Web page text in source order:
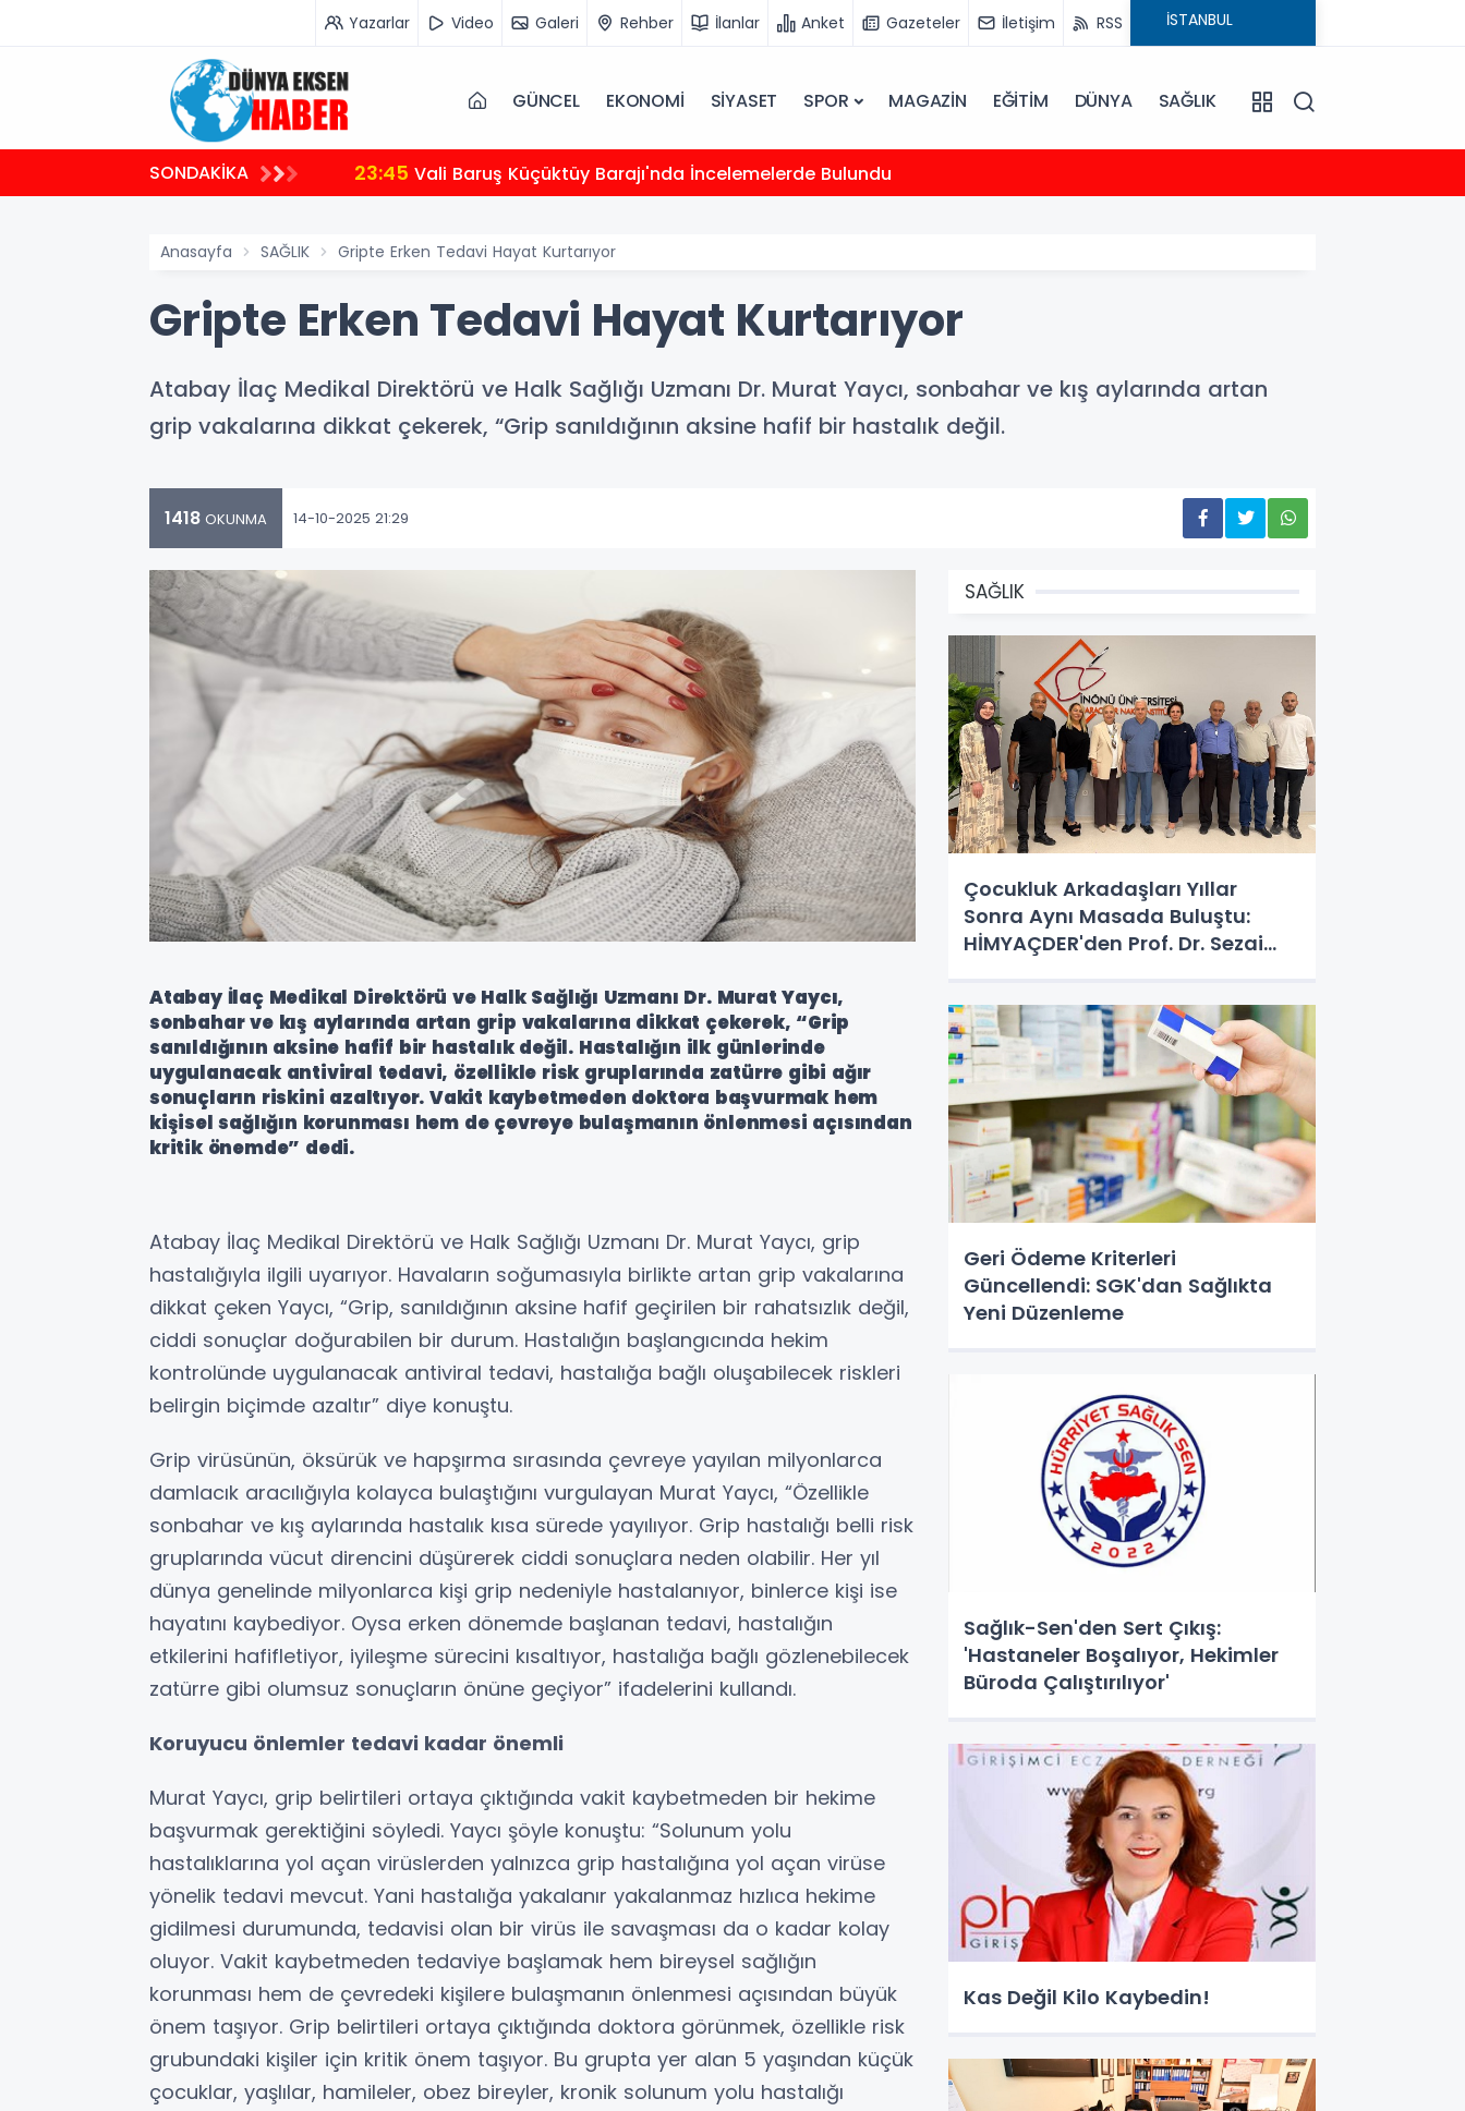
Yazarlar Video Galeri Rehber İlanlar Anket Gazeteler İletişim RSS
GÜNCEL EKONOMİ SİYASET SPOR MAGAZİN EĞİTİM DÜNYA SAĞLIK
SONDAKİKA 23:45 Vali Baruş Küçüktüy Barajı'nda İncelemelerde Bulundu
Anasayfa SAĞLIK Gripte Erken Tedavi Hayat Kurtarıyor
Gripte Erken Tedavi Hayat Kurtarıyor
Atabay İlaç Medikal Direktörü ve Halk Sağlığı Uzmanı Dr. Murat Yaycı, sonbahar ve kış aylarında artan
grip vakalarına dikkat çekerek, “Grip sanıldığının aksine hafif bir hastalık değil.
1418 OKUNMA 14-10-2025 21:29
Atabay İlaç Medikal Direktörü ve Halk Sağlığı Uzmanı Dr. Murat Yaycı,
sonbahar ve kış aylarında artan grip vakalarına dikkat çekerek, “Grip
sanıldığının aksine hafif bir hastalık değil. Hastalığın ilk günlerinde
uygulanacak antiviral tedavi, özellikle risk gruplarında zatürre gibi ağır
sonuçların riskini azaltıyor. Vakit kaybetmeden doktora başvurmak hem
kişisel sağlığın korunması hem de çevreye bulaşmanın önlenmesi açısından
kritik önemde” dedi.
Atabay İlaç Medikal Direktörü ve Halk Sağlığı Uzmanı Dr. Murat Yaycı, grip
hastalığıyla ilgili uyarıyor. Havaların soğumasıyla birlikte artan grip vakalarına
dikkat çeken Yaycı, “Grip, sanıldığının aksine hafif geçirilen bir rahatsızlık değil,
ciddi sonuçlar doğurabilen bir durum. Hastalığın başlangıcında hekim
kontrolünde uygulanacak antiviral tedavi, hastalığa bağlı oluşabilecek riskleri
belirgin biçimde azaltır” diye konuştu.
Grip virüsünün, öksürük ve hapşırma sırasında çevreye yayılan milyonlarca
damlacık aracılığıyla kolayca bulaştığını vurgulayan Murat Yaycı, “Özellikle
sonbahar ve kış aylarında hastalık kısa sürede yayılıyor. Grip hastalığı belli risk
gruplarında vücut direncini düşürerek ciddi sonuçlara neden olabilir. Her yıl
dünya genelinde milyonlarca kişi grip nedeniyle hastalanıyor, binlerce kişi ise
hayatını kaybediyor. Oysa erken dönemde başlanan tedavi, hastalığın
etkilerini hafifletiyor, iyileşme sürecini kısaltıyor, hastalığa bağlı gözlenebilecek
zatürre gibi olumsuz sonuçların önüne geçiyor” ifadelerini kullandı.
Koruyucu önlemler tedavi kadar önemli
Murat Yaycı, grip belirtileri ortaya çıktığında vakit kaybetmeden bir hekime
başvurmak gerektiğini söyledi. Yaycı şöyle konuştu: “Solunum yolu
hastalıklarına yol açan virüslerden yalnızca grip hastalığına yol açan virüse
yönelik tedavi mevcut. Yani hastalığa yakalanır yakalanmaz hızlıca hekime
gidilmesi durumunda, tedavisi olan bir virüs ile savaşması da o kadar kolay
oluyor. Vakit kaybetmeden tedaviye başlamak hem bireysel sağlığın
korunması hem de çevredeki kişilere bulaşmanın önlenmesi açısından büyük
önem taşıyor. Grip belirtileri ortaya çıktığında doktora görünmek, özellikle risk
grubundaki kişiler için kritik önem taşıyor. Bu grupta yer alan 5 yaşından küçük
çocuklar, yaşlılar, hamileler, obez bireyler, kronik solunum yolu hastalığı
SAĞLIK
Çocukluk Arkadaşları Yıllar
Sonra Aynı Masada Buluştu:
HİMYAÇDER'den Prof. Dr. Sezai
Geri Ödeme Kriterleri
Güncellendi: SGK'dan Sağlıkta
Yeni Düzenleme
Sağlık-Sen'den Sert Çıkış:
'Hastaneler Boşalıyor, Hekimler
Büroda Çalıştırılıyor'
Kas Değil Kilo Kaybedin!